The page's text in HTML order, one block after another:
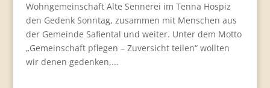
Wohngemeinschaft Alte Sennerei im Tenna Hospiz
den Gedenk Sonntag, zusammen mit Menschen aus
der Gemeinde Safiental und weiter. Unter dem Motto
„Gemeinschaft pflegen – Zuversicht teilen“ wollten
wir denen gedenken,...